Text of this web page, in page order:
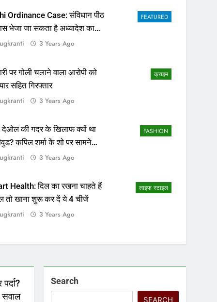
FEATURED
Ordinance Case: संविधान पीठ
भेजा जा सकता है अध्यादेश का
3 Years Ago
क्राइम
पर गोली चलाने वाला आरोपी को
सहित गिरफ्तार
3 Years Ago
FASHION
देओल की गदर के खिलाफ क्यों था
कपिल शर्मा के शो पर सामने
3 Years Ago
लाइफ स्टाइल
Health: दिल का रखना चाहते हैं
तो खाना शुरू कर दें ये 4 चीजें
3 Years Ago
सवाल
Search
SEARCH